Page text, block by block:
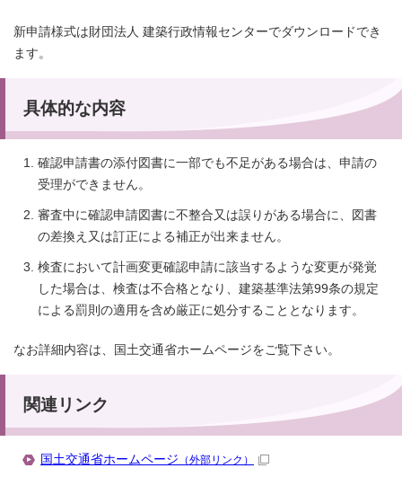
新申請様式は財団法人 建築行政情報センターでダウンロードでき
ます。
具体的な内容
確認申請書の添付図書に一部でも不足がある場合は、申請の
受理ができません。
審査中に確認申請図書に不整合又は誤りがある場合に、図書
の差換え又は訂正による補正が出来ません。
検査において計画変更確認申請に該当するような変更が発覚
した場合は、検査は不合格となり、建築基準法第99条の規定
による罰則の適用を含め厳正に処分することとなります。
なお詳細内容は、国土交通省ホームページをご覧下さい。
関連リンク
国土交通省ホームページ （外部リンク）